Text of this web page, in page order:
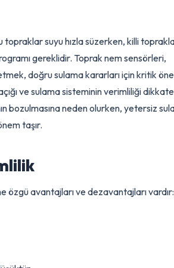
hala devam etmekle birlikte,
Kumlu topraklar suyu hızla süzerken,
programı
açığı ve sulama sisteminin
bozulmasına neden olurken,